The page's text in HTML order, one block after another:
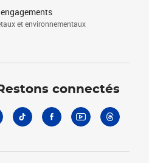
et environnementaux
Restons connectés